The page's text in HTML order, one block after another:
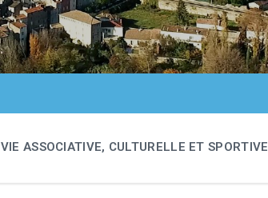
VIE ASSOCIATIVE, CULTURELLE ET SPORTIVE